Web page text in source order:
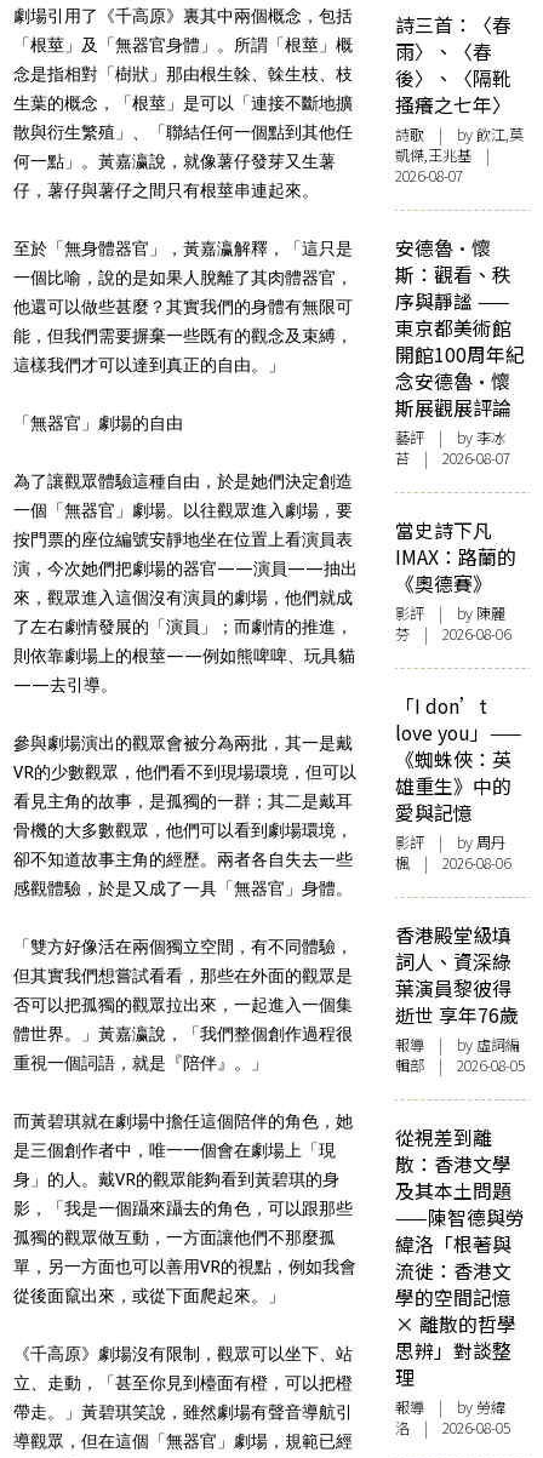
劇場引用了《千高原》裏其中兩個概念，包括
「根莖」及「無器官身體」。所謂「根莖」概
念是指相對「樹狀」那由根生榦、榦生枝、枝
生葉的概念，「根莖」是可以「連接不斷地擴
散與衍生繁殖」、「聯結任何一個點到其他任
何一點」。黃嘉瀛說，就像薯仔發芽又生薯
仔，薯仔與薯仔之間只有根莖串連起來。
至於「無身體器官」，黃嘉瀛解釋，「這只是
一個比喻，說的是如果人脫離了其肉體器官，
他還可以做些甚麼？其實我們的身體有無限可
能，但我們需要摒棄一些既有的觀念及束縛，
這樣我們才可以達到真正的自由。」
「無器官」劇場的自由
為了讓觀眾體驗這種自由，於是她們決定創造
一個「無器官」劇場。以往觀眾進入劇場，要
按門票的座位編號安靜地坐在位置上看演員表
演，今次她們把劇場的器官——演員——抽出
來，觀眾進入這個沒有演員的劇場，他們就成
了左右劇情發展的「演員」；而劇情的推進，
則依靠劇場上的根莖——例如熊啤啤、玩具貓
——去引導。
參與劇場演出的觀眾會被分為兩批，其一是戴
VR的少數觀眾，他們看不到現場環境，但可以
看見主角的故事，是孤獨的一群；其二是戴耳
骨機的大多數觀眾，他們可以看到劇場環境，
卻不知道故事主角的經歷。兩者各自失去一些
感觀體驗，於是又成了一具「無器官」身體。
「雙方好像活在兩個獨立空間，有不同體驗，
但其實我們想嘗試看看，那些在外面的觀眾是
否可以把孤獨的觀眾拉出來，一起進入一個集
體世界。」黃嘉瀛說，「我們整個創作過程很
重視一個詞語，就是『陪伴』。」
而黃碧琪就在劇場中擔任這個陪伴的角色，她
是三個創作者中，唯一一個會在劇場上「現
身」的人。戴VR的觀眾能夠看到黃碧琪的身
影，「我是一個躡來躡去的角色，可以跟那些
孤獨的觀眾做互動，一方面讓他們不那麼孤
單，另一方面也可以善用VR的視點，例如我會
從後面竄出來，或從下面爬起來。」
《千高原》劇場沒有限制，觀眾可以坐下、站
立、走動，「甚至你見到檯面有橙，可以把橙
帶走。」黃碧琪笑說，雖然劇場有聲音導航引
導觀眾，但在這個「無器官」劇場，規範已經
詩三首：〈春
雨〉、〈春
後〉、〈隔靴
搔癢之七年〉
詩歌 | by 飲江,莫
凱傑,王兆基 |
2026-08-07
安德魯·懷
斯：觀看、秩
序與靜謐 ——
東京都美術館
開館100周年紀
念安德魯·懷
斯展觀展評論
藝評 | by 李冰
苔 | 2026-08-07
當史詩下凡
IMAX：路蘭的
《奧德賽》
影評 | by 陳麗
芬 | 2026-08-06
「I don’t
love you」——
《蜘蛛俠：英
雄重生》中的
愛與記憶
影評 | by周丹
楓 | 2026-08-06
香港殿堂級填
詞人、資深綠
葉演員黎彼得
逝世 享年76歲
報導 | by 虛詞編
輯部 | 2026-08-05
從視差到離
散：香港文學
及其本土問題
——陳智德與勞
緯洛「根著與
流徙：香港文
學的空間記憶
× 離散的哲學
思辨」對談整
理
報導 | by 勞緯
洛 | 2026-08-05